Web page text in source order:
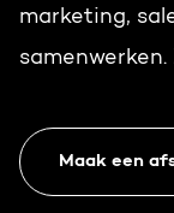
Digital
Content &
AI services
Werken bij
marketing,
Maak een